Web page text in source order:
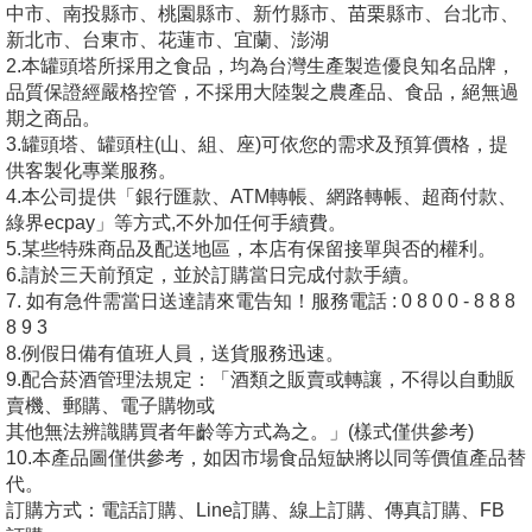
中市、南投縣市、桃園縣市、新竹縣市、苗栗縣市、台北市、
新北市、台東市、花蓮市、宜蘭、澎湖
2.本罐頭塔所採用之食品，均為台灣生產製造優良知名品牌，
品質保證經嚴格控管，不採用大陸製之農產品、食品，絕無過
期之商品。
3.罐頭塔、罐頭柱(山、組、座)可依您的需求及預算價格，提
供客製化專業服務。
4.本公司提供「銀行匯款、ATM轉帳、網路轉帳、超商付款、
綠界ecpay」等方式,不外加任何手續費。
5.某些特殊商品及配送地區，本店有保留接單與否的權利。
6.請於三天前預定，並於訂購當日完成付款手續。
7. 如有急件需當日送達請來電告知！服務電話 : 0 8 0 0 - 8 8 8
8 9 3
8.例假日備有值班人員，送貨服務迅速。
9.配合菸酒管理法規定：「酒類之販賣或轉讓，不得以自動販
賣機、郵購、電子購物或
其他無法辨識購買者年齡等方式為之。」(樣式僅供參考)
10.本產品圖僅供參考，如因市場食品短缺將以同等價值產品替
代。
訂購方式：電話訂購、Line訂購、線上訂購、傳真訂購、FB